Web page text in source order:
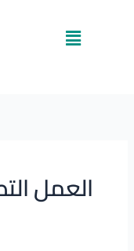
القائمة
العمل